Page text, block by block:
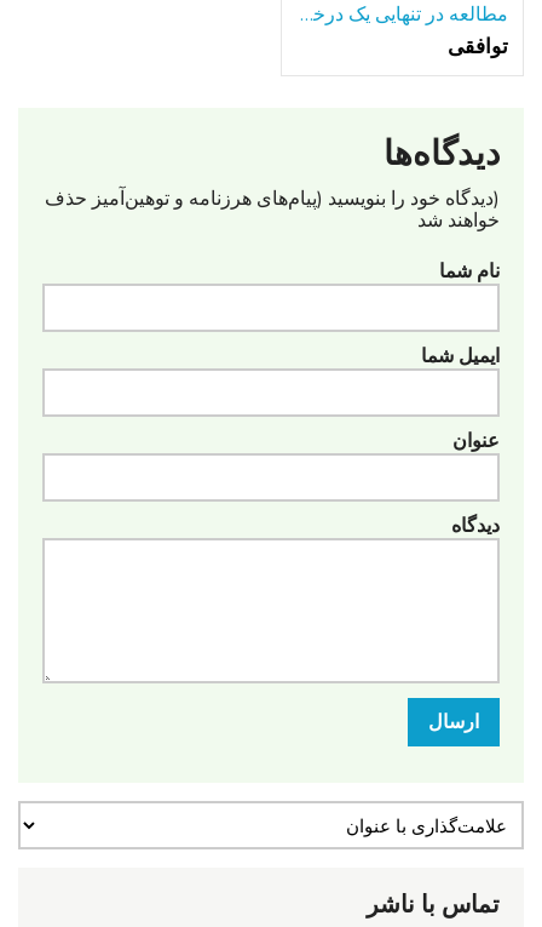
مطالعه در تنهایی یک درخت تنها-در میان بسیاری از دریاچه.
توافقی
دیدگاه‌ها
(دیدگاه خود را بنویسید (پیام‌های هرزنامه‌ و توهین‌آمیز حذف
خواهند شد
نام شما
ایمیل شما
عنوان
دیدگاه
ارسال
تماس با ناشر